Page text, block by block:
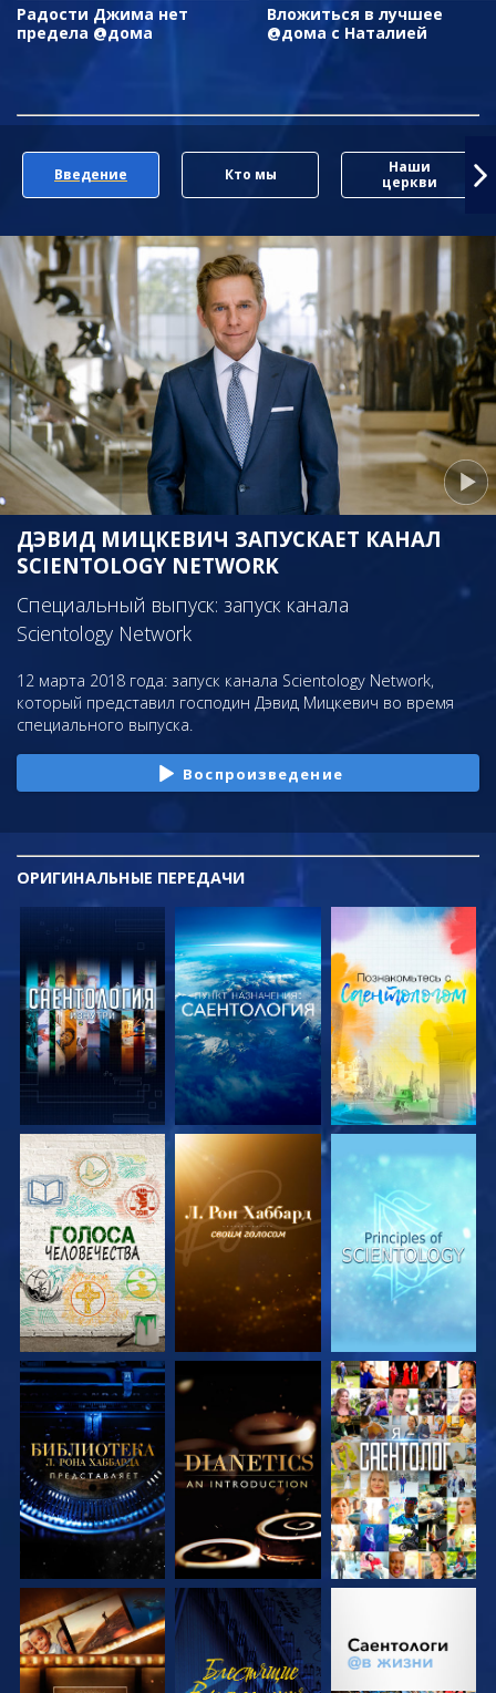
Радости Джима нет
предела @дома
Вложиться в лучшее
@дома с Наталией
Введение Кто мы
Наши
церкви
ДЭВИД МИЦКЕВИЧ ЗАПУСКАЕТ КАНАЛ
SCIENTOLOGY NETWORK
Специальный выпуск: запуск канала
Scientology Network
12 марта 2018 года: запуск канала Scientology Network,
который представил господин Дэвид Мицкевич во время
специального выпуска.
Воспроизведение
ОРИГИНАЛЬНЫЕ ПЕРЕДАЧИ
СМОТРЕТЬ
ПЕРЕДАЧИ
СМОТРЕТЬ
ПЕРЕДАЧИ
СМОТРЕТЬ
ПЕРЕДАЧИ
СМОТРЕТЬ
ПЕРЕДАЧИ
СМОТРЕТЬ
ПЕРЕДАЧИ
СМОТРЕТЬ
СМОТРЕТЬ
ПЕРЕДАЧИ
СМОТРЕТЬ
СМОТРЕТЬ